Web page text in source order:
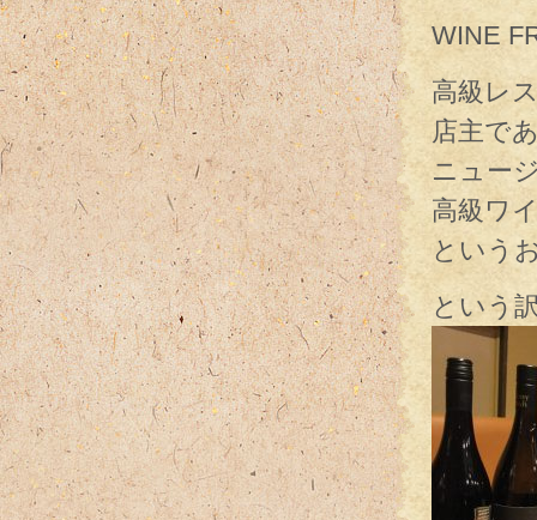
WINE
高級レ
店主で
ニュー
高級ワ
という
という